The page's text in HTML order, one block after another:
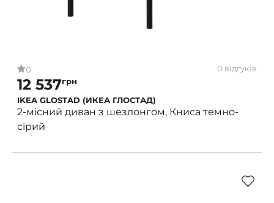
0 0 відгуків
12 537грн
IKEA GLOSTAD (ИКЕА ГЛОСТАД)
2-місний диван з шезлонгом, Книса темно-
сірий